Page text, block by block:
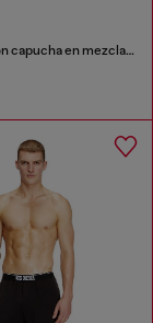
Sudadera con capucha en mezcla de algodón afelpado